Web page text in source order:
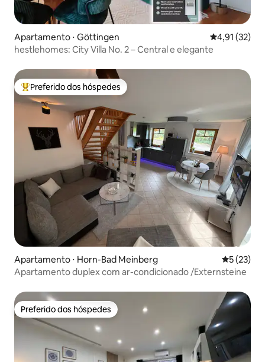
Apartamento ⋅ Göttingen 4,91 de uma
4,91 (32)
hestlehomes: City Villa No. 2 – Central e elegante
Entre os melhores preferidos dos hóspedes
Preferido dos hóspedes
Apartamento ⋅ Horn-Bad Meinberg 5 de uma
5 (23)
Apartamento duplex com ar-condicionado /Externsteine
Preferido dos hóspedes
Preferido dos hóspedes